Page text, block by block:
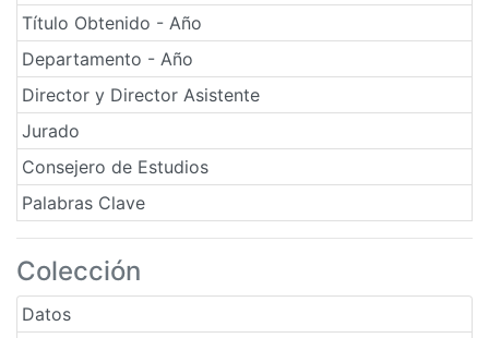
Título Obtenido - Año
Departamento - Año
Director y Director Asistente
Jurado
Consejero de Estudios
Palabras Clave
Colección
Datos